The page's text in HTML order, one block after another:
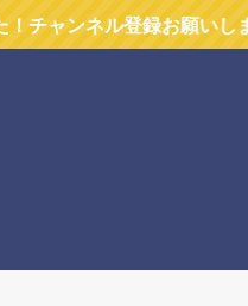
録お願いします